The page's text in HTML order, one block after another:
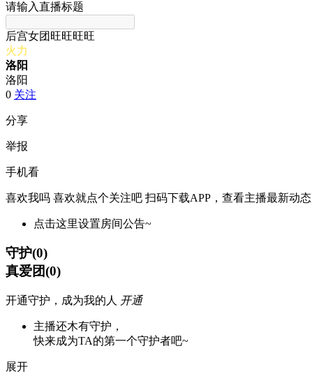
请输入直播标题
后宫女团旺旺旺旺
火力
洛阳
洛阳
0 关注
分享
举报
手机看
喜欢我吗 喜欢就点个关注吧 扫码下载APP，查看主播最新动态
点击这里设置房间公告~
守护(0)
真爱团(0)
开通守护，成为我的人 开通
主播还木有守护，
快来成为TA的第一个守护者吧~
展开